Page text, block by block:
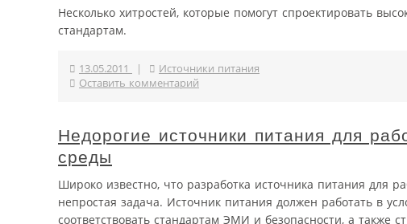
Несколько хитростей, которые помогут спроектировать
стандартам.
13.05.2011 |
Источники питания
Оставить комментарий
Недорогие источники питания для
среды
Широко известно, что разработка источника питания для
непростая задача. Источник питания должен работать в
соответствовать стандартам ЭМИ и безопасности, а также